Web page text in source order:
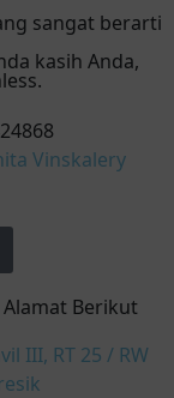
sangat berarti
kasih Anda,
Vinskalery
Alamat Berikut
III, RT 25 / RW